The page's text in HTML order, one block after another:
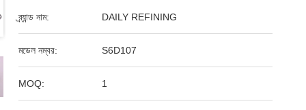
ব্র্যান্ড নাম: DAILY REFINING
মডেল নম্বর: S6D107
MOQ: 1